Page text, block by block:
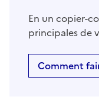
En un copier-
principales de
Comment